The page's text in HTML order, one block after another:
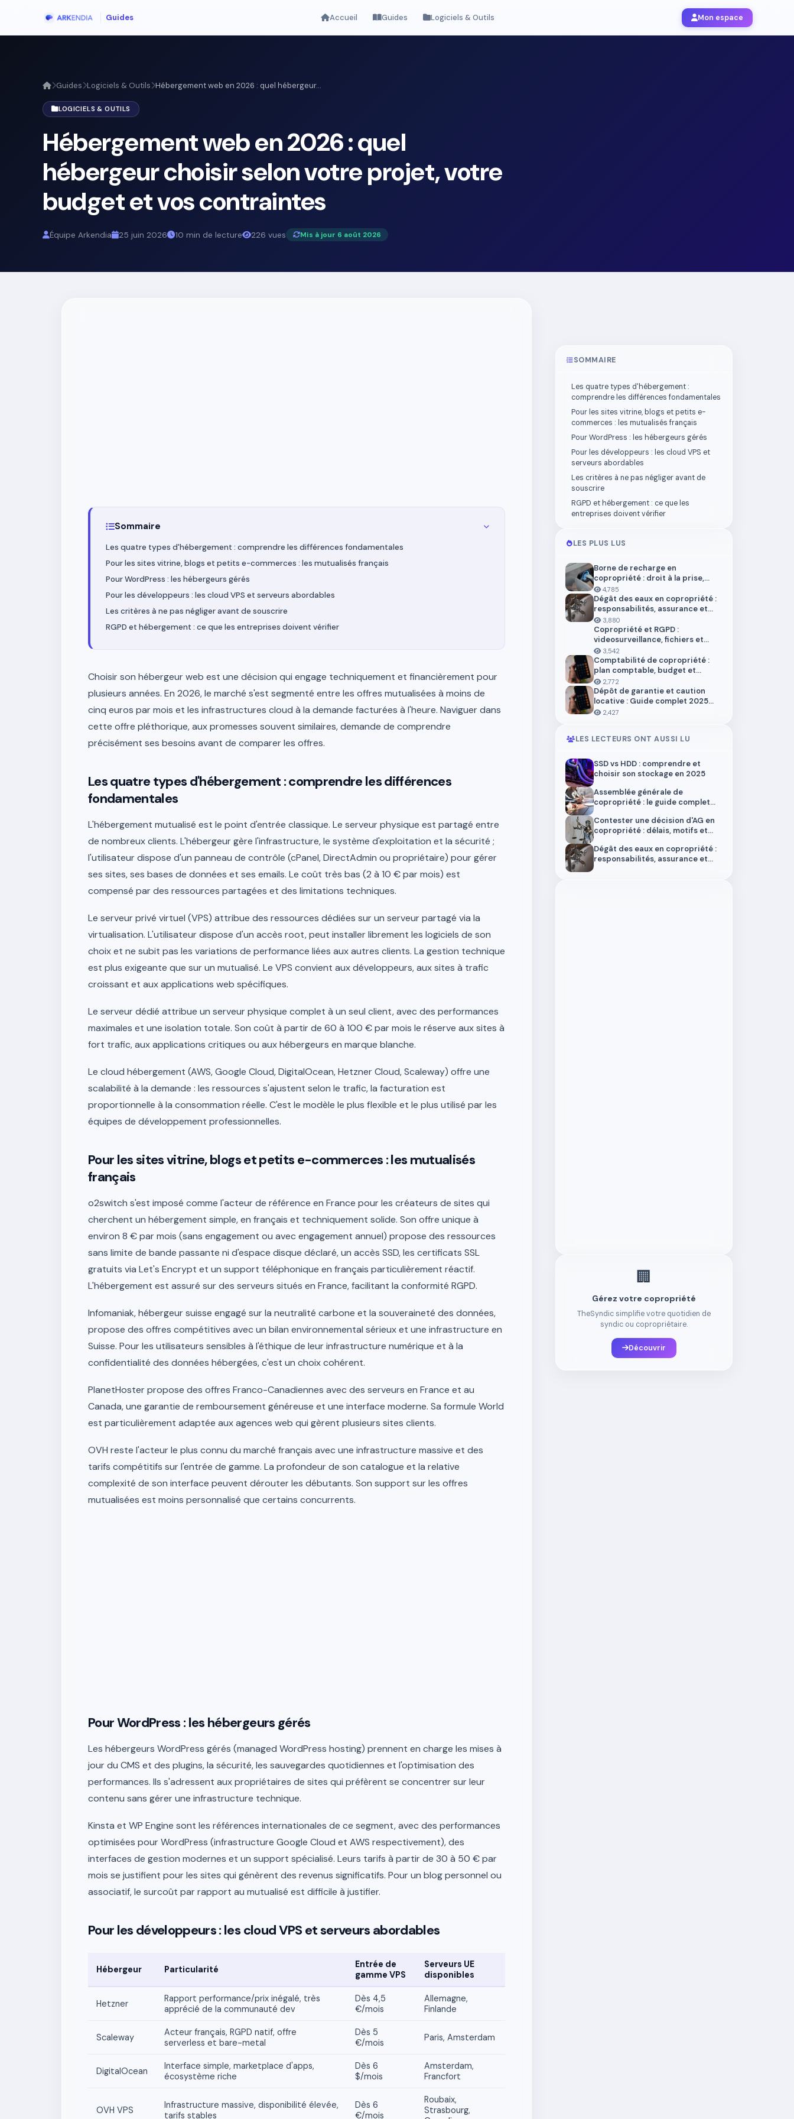
Guides Accueil Guides Logiciels & Outils Mon espace
Guides Logiciels & Outils Hébergement web en 2026 : quel hébergeur...
LOGICIELS & OUTILS
Hébergement web en 2026 : quel
hébergeur choisir selon votre projet, votre
budget et vos contraintes
Équipe Arkendia 25 juin 2026 10 min de lecture 226 vues Mis à jour 6 août 2026
Sommaire
Les quatre types d'hébergement : comprendre les différences fondamentales
Pour les sites vitrine, blogs et petits e-commerces : les mutualisés français
Pour WordPress : les hébergeurs gérés
Pour les développeurs : les cloud VPS et serveurs abordables
Les critères à ne pas négliger avant de souscrire
RGPD et hébergement : ce que les entreprises doivent vérifier
Choisir son hébergeur web est une décision qui engage techniquement et financièrement pour
plusieurs années. En 2026, le marché s'est segmenté entre les offres mutualisées à moins de
cinq euros par mois et les infrastructures cloud à la demande facturées à l'heure. Naviguer dans
cette offre pléthorique, aux promesses souvent similaires, demande de comprendre
précisément ses besoins avant de comparer les offres.
Les quatre types d'hébergement : comprendre les différences
fondamentales
L'hébergement mutualisé est le point d'entrée classique. Le serveur physique est partagé entre
de nombreux clients. L'hébergeur gère l'infrastructure, le système d'exploitation et la sécurité ;
l'utilisateur dispose d'un panneau de contrôle (cPanel, DirectAdmin ou propriétaire) pour gérer
ses sites, ses bases de données et ses emails. Le coût très bas (2 à 10 € par mois) est
compensé par des ressources partagées et des limitations techniques.
Le serveur privé virtuel (VPS) attribue des ressources dédiées sur un serveur partagé via la
virtualisation. L'utilisateur dispose d'un accès root, peut installer librement les logiciels de son
choix et ne subit pas les variations de performance liées aux autres clients. La gestion technique
est plus exigeante que sur un mutualisé. Le VPS convient aux développeurs, aux sites à trafic
croissant et aux applications web spécifiques.
Le serveur dédié attribue un serveur physique complet à un seul client, avec des performances
maximales et une isolation totale. Son coût à partir de 60 à 100 € par mois le réserve aux sites à
fort trafic, aux applications critiques ou aux hébergeurs en marque blanche.
Le cloud hébergement (AWS, Google Cloud, DigitalOcean, Hetzner Cloud, Scaleway) offre une
scalabilité à la demande : les ressources s'ajustent selon le trafic, la facturation est
proportionnelle à la consommation réelle. C'est le modèle le plus flexible et le plus utilisé par les
équipes de développement professionnelles.
Pour les sites vitrine, blogs et petits e-commerces : les mutualisés
français
o2switch s'est imposé comme l'acteur de référence en France pour les créateurs de sites qui
cherchent un hébergement simple, en français et techniquement solide. Son offre unique à
environ 8 € par mois (sans engagement ou avec engagement annuel) propose des ressources
sans limite de bande passante ni d'espace disque déclaré, un accès SSD, les certificats SSL
gratuits via Let's Encrypt et un support téléphonique en français particulièrement réactif.
L'hébergement est assuré sur des serveurs situés en France, facilitant la conformité RGPD.
Infomaniak, hébergeur suisse engagé sur la neutralité carbone et la souveraineté des données,
propose des offres compétitives avec un bilan environnemental sérieux et une infrastructure en
Suisse. Pour les utilisateurs sensibles à l'éthique de leur infrastructure numérique et à la
confidentialité des données hébergées, c'est un choix cohérent.
PlanetHoster propose des offres Franco-Canadiennes avec des serveurs en France et au
Canada, une garantie de remboursement généreuse et une interface moderne. Sa formule World
est particulièrement adaptée aux agences web qui gèrent plusieurs sites clients.
OVH reste l'acteur le plus connu du marché français avec une infrastructure massive et des
tarifs compétitifs sur l'entrée de gamme. La profondeur de son catalogue et la relative
complexité de son interface peuvent dérouter les débutants. Son support sur les offres
mutualisées est moins personnalisé que certains concurrents.
Pour WordPress : les hébergeurs gérés
Les hébergeurs WordPress gérés (managed WordPress hosting) prennent en charge les mises à
jour du CMS et des plugins, la sécurité, les sauvegardes quotidiennes et l'optimisation des
performances. Ils s'adressent aux propriétaires de sites qui préfèrent se concentrer sur leur
contenu sans gérer une infrastructure technique.
Kinsta et WP Engine sont les références internationales de ce segment, avec des performances
optimisées pour WordPress (infrastructure Google Cloud et AWS respectivement), des
interfaces de gestion modernes et un support spécialisé. Leurs tarifs à partir de 30 à 50 € par
mois se justifient pour les sites qui génèrent des revenus significatifs. Pour un blog personnel ou
associatif, le surcoût par rapport au mutualisé est difficile à justifier.
Pour les développeurs : les cloud VPS et serveurs abordables
Hébergeur Particularité
Entrée de
gamme VPS
Serveurs UE
disponibles
Hetzner
Rapport performance/prix inégalé, très
apprécié de la communauté dev
Dès 4,5
€/mois
Allemagne,
Finlande
Scaleway
Acteur français, RGPD natif, offre
serverless et bare-metal
Dès 5
€/mois
Paris, Amsterdam
DigitalOcean
Interface simple, marketplace d'apps,
écosystème riche
Dès 6
$/mois
Amsterdam,
Francfort
OVH VPS
Infrastructure massive, disponibilité élevée,
tarifs stables
Dès 6
€/mois
Roubaix,
Strasbourg,
SOMMAIRE
Les quatre types d'hébergement :
comprendre les différences fondamentales
Pour les sites vitrine, blogs et petits e-
commerces : les mutualisés français
Pour WordPress : les hébergeurs gérés
Pour les développeurs : les cloud VPS et
serveurs abordables
Les critères à ne pas négliger avant de
souscrire
RGPD et hébergement : ce que les
entreprises doivent vérifier
LES PLUS LUS
Borne de recharge en
copropriété : droit à la prise,
installation et aides en 2026
4,785
Dégât des eaux en copropriété :
responsabilités, assurance et
démarches
3,880
Copropriété et RGPD :
videosurveillance, fichiers et
donnees personnelles
3,542
Comptabilité de copropriété :
plan comptable, budget et
trésorerie 2026
2,772
Dépôt de garantie et caution
locative : Guide complet 2025
pour locataires et propriétaires
2,427
LES LECTEURS ONT AUSSI LU
SSD vs HDD : comprendre et
choisir son stockage en 2025
Assemblée générale de
copropriété : le guide complet
Contester une décision d'AG en
copropriété : délais, motifs et
Dégât des eaux en copropriété :
responsabilités, assurance et
🏢
Gérez votre copropriété
TheSyndic simplifie votre quotidien de
syndic ou copropriétaire.
Découvrir